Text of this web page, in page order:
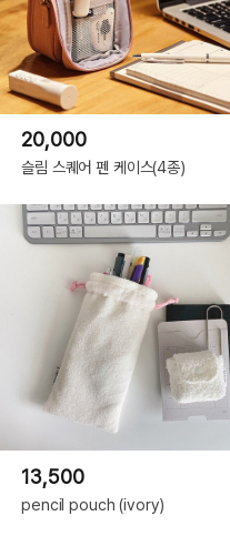
20,000
슬림 스퀘어 펜 케이스(4종)
13,500
pencil pouch (ivory)